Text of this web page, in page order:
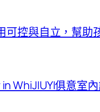
可控與自立，幫
WhiJIUYI俱意室